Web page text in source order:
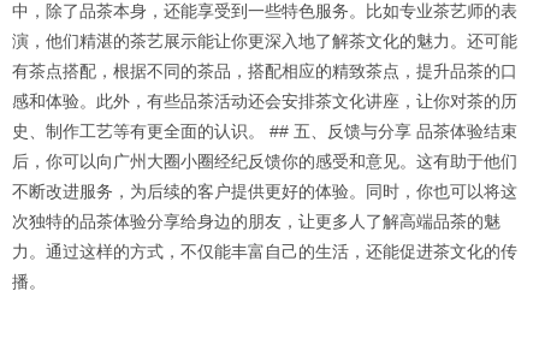
中，除了品茶本身，还能享受到一些特色服务。比如专业茶艺师的表
演，他们精湛的茶艺展示能让你更深入地了解茶文化的魅力。还可能
有茶点搭配，根据不同的茶品，搭配相应的精致茶点，提升品茶的口
感和体验。此外，有些品茶活动还会安排茶文化讲座，让你对茶的历
史、制作工艺等有更全面的认识。 ## 五、反馈与分享 品茶体验结束
后，你可以向广州大圈小圈经纪反馈你的感受和意见。这有助于他们
不断改进服务，为后续的客户提供更好的体验。同时，你也可以将这
次独特的品茶体验分享给身边的朋友，让更多人了解高端品茶的魅
力。通过这样的方式，不仅能丰富自己的生活，还能促进茶文化的传
播。